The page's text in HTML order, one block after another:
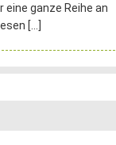
ganze Reihe an
[…]